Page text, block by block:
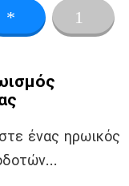
ένας ηρωικός